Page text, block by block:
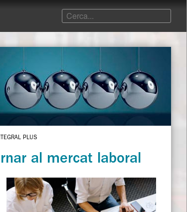
PLUS
al mercat laboral